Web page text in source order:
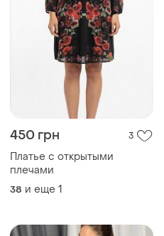
450 грн 3
Платье с открытыми
плечами
38 и еще 1